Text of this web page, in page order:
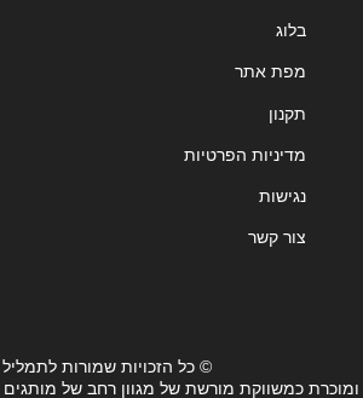
בלוג
מפת אתר
תקנון
מדיניות הפרטיות
נגישות
צור קשר
© כל הזכויות שמורות לתמליל 2100 בע"מ
כמשווקת מורשת של מגוון רחב של